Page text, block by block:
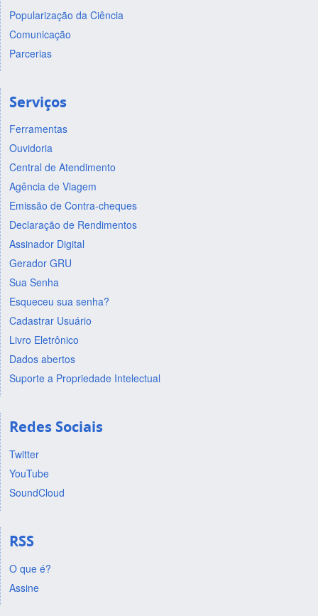
Popularização da Ciência
Comunicação
Parcerias
Serviços
Ferramentas
Ouvidoria
Central de Atendimento
Agência de Viagem
Emissão de Contra-cheques
Declaração de Rendimentos
Assinador Digital
Gerador GRU
Sua Senha
Esqueceu sua senha?
Cadastrar Usuário
Livro Eletrônico
Dados abertos
Suporte a Propriedade Intelectual
Redes Sociais
Twitter
YouTube
SoundCloud
RSS
O que é?
Assine